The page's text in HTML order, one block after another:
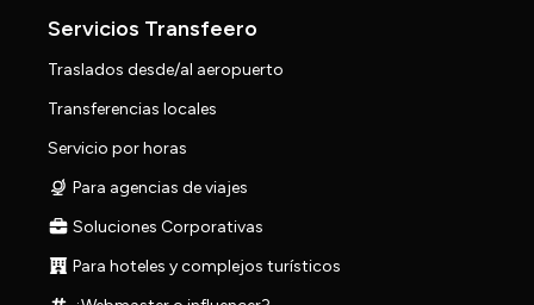
Servicios Transfeero
Traslados desde/al aeropuerto
Transferencias locales
Servicio por horas
Para agencias de viajes
Soluciones Corporativas
Para hoteles y complejos turísticos